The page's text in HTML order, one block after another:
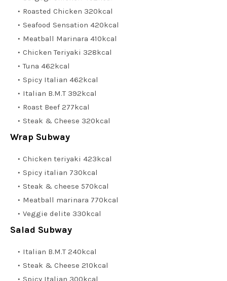
Roasted Chicken 320kcal
Seafood Sensation 420kcal
Meatball Marinara 410kcal
Chicken Teriyaki 328kcal
Tuna 462kcal
Spicy Italian 462kcal
Italian B.M.T 392kcal
Roast Beef 277kcal
Steak & Cheese 320kcal
Wrap Subway
Chicken teriyaki 423kcal
Spicy italian 730kcal
Steak & cheese 570kcal
Meatball marinara 770kcal
Veggie delite 330kcal
Salad Subway
Italian B.M.T 240kcal
Steak & Cheese 210kcal